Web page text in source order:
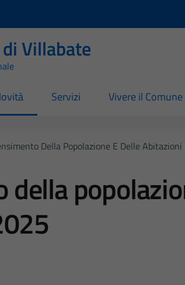
Villabate
Servizi Vivere il Comune
Della Popolazione E Delle
della